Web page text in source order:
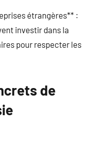
étrangères** :
investir dans la
pour respecter les
de